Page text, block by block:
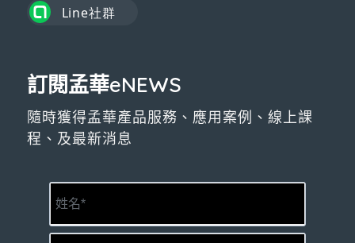
訂閱孟華eNEWS
隨時獲得孟華產品服務、應用案例、線上課
程、及最新消息